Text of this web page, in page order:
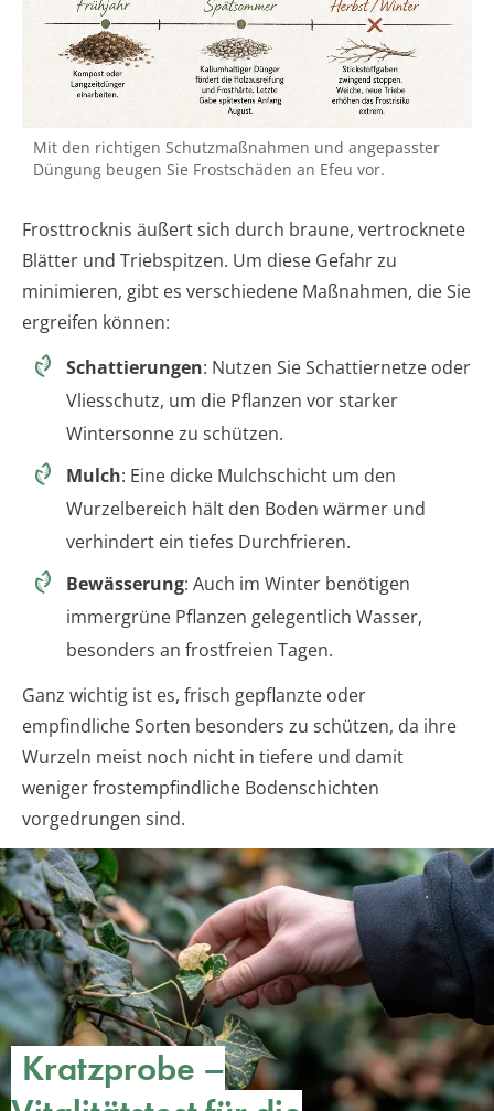
Mit den richtigen Schutzmaßnahmen und angepasster
Düngung beugen Sie Frostschäden an Efeu vor.
Frosttrocknis äußert sich durch braune, vertrocknete
Blätter und Triebspitzen. Um diese Gefahr zu
minimieren, gibt es verschiedene Maßnahmen, die Sie
ergreifen können:
Schattierungen: Nutzen Sie Schattiernetze oder
Vliesschutz, um die Pflanzen vor starker
Wintersonne zu schützen.
Mulch: Eine dicke Mulchschicht um den
Wurzelbereich hält den Boden wärmer und
verhindert ein tiefes Durchfrieren.
Bewässerung: Auch im Winter benötigen
immergrüne Pflanzen gelegentlich Wasser,
besonders an frostfreien Tagen.
Ganz wichtig ist es, frisch gepflanzte oder
empfindliche Sorten besonders zu schützen, da ihre
Wurzeln meist noch nicht in tiefere und damit
weniger frostempfindliche Bodenschichten
vorgedrungen sind.
Kratzprobe –